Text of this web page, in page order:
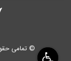
© تمامی